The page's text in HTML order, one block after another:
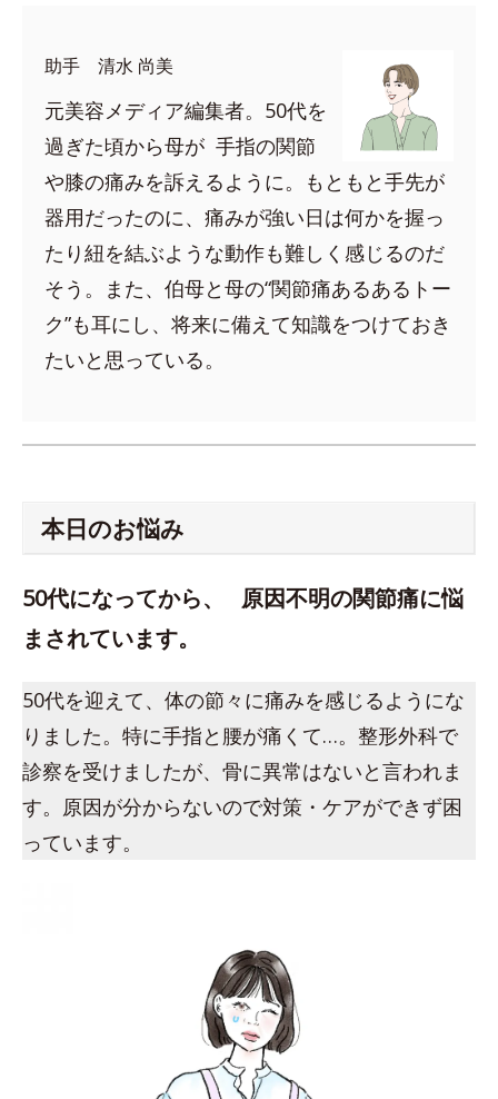
助手 清水 尚美
元美容メディア編集者。50代を
過ぎた頃から母が 手指の関節
や膝の痛みを訴えるように。もともと手先が
器用だったのに、痛みが強い日は何かを握っ
たり紐を結ぶような動作も難しく感じるのだ
そう。また、伯母と母の“関節痛あるあるトー
ク”も耳にし、将来に備えて知識をつけておき
たいと思っている。
本日のお悩み
50代になってから、 原因不明の関節痛に悩
まされています。
50代を迎えて、体の節々に痛みを感じるようにな
りました。特に手指と腰が痛くて…。整形外科で
診察を受けましたが、骨に異常はないと言われま
す。原因が分からないので対策・ケアができず困
っています。